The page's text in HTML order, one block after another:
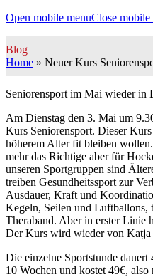
Open mobile menuClose mobile
Blog
Home » Neuer Kurs
Seniorensport im Mai wieder in
Am Dienstag den 3. Mai um
Kurs Seniorensport. Dieser
höherem Alter fit bleiben wollen.
mehr das Richtige aber für
unseren Sportgruppen sind
treiben Gesundheitssport zur
Ausdauer, Kraft und
Kegeln, Seilen und Luftballons,
Theraband. Aber in erster Linie
Der Kurs wird wieder von Katja
Die einzelne Sportstunde
10 Wochen und kostet 49€,